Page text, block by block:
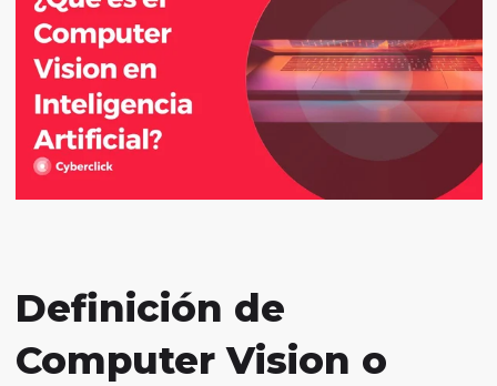
Definición de
Computer Vision o